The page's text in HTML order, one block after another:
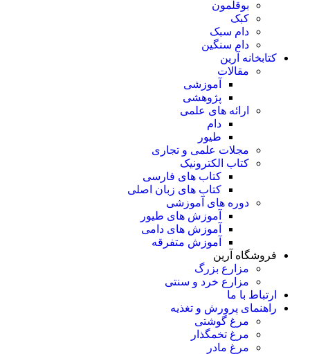
بوقلمون
کبک
دام سبک
دام سنگین
کتابخانه آرین
مقالات
آموزشی
پژوهشی
ارائه های علمی
دام
طیور
مجلات علمی و تجاری
کتاب الکترونیک
کتاب های فارسی
کتاب های زبان اصلی
دوره های آموزشی
آموزش های طیور
آموزش های دامی
آموزش متفرقه
فروشگاه آرین
مزارع بزرگ
مزارع خرد و سنتی
ارتباط با ما
راهنمای پرورش و تغذیه
مرغ گوشتی
مرغ تخمگذار
مرغ مادر